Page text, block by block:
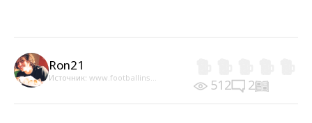
Ron21
Источник: www.footballins... 512 2